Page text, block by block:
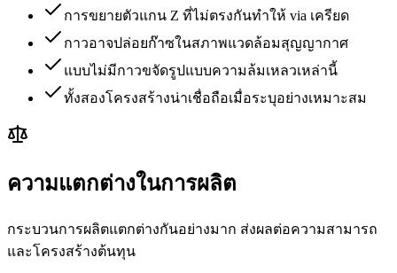
การขยายตัวแกน Z ที่ไม่ตรงกันทำให้ via เครียด
กาวอาจปล่อยก๊าซในสภาพแวดล้อมสุญญากาศ
แบบไม่มีกาวขจัดรูปแบบความล้มเหลวเหล่านี้
ทั้งสองโครงสร้างน่าเชื่อถือเมื่อระบุอย่างเหมาะสม
ความแตกต่างในการผลิต
กระบวนการผลิตแตกต่างกันอย่างมาก ส่งผลต่อความสามารถ
และโครงสร้างต้นทุน